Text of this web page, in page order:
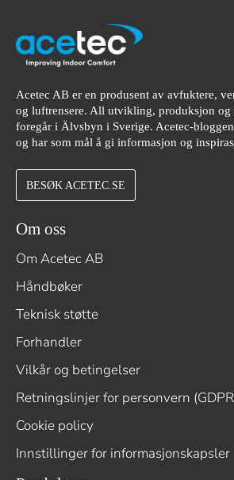
Acetec AB er en produsent av avfuktere,
og luftrensere. All utvikling, produksjon og
foregår i Älvsbyn i Sverige. Acetec-
og har som mål å gi informasjon og
BESØK ACETEC.SE
Om oss
Om Acetec AB
Håndbøker
Teknisk støtte
Forhandler
Vilkår og betingelser
Retningslinjer for personvern
Cookie policy
Innstillinger for informasjonskapsler